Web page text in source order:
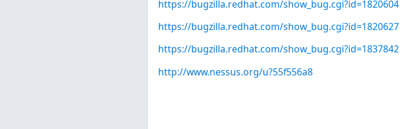
https://bugzilla.redhat.com/show_bug.cgi?id=1820604
https://bugzilla.redhat.com/show_bug.cgi?id=1820627
https://bugzilla.redhat.com/show_bug.cgi?id=1837842
http://www.nessus.org/u?55f556a8